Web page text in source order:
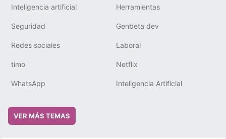
Inteligencia artificial Herramientas
Seguridad Genbeta dev
Redes sociales Laboral
timo Netflix
WhatsApp Inteligencia Artificial
VER MÁS TEMAS